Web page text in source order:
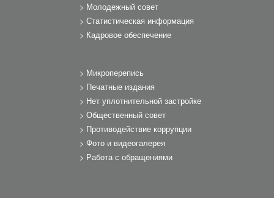
Молодежный совет
Статистическая информация
Кадровое обеспечение
Микроперепись
Печатные издания
Нет уплотнительной застройке
Общественный совет
Противодействие коррупции
Фото и видеогалерея
Работа с обращениями